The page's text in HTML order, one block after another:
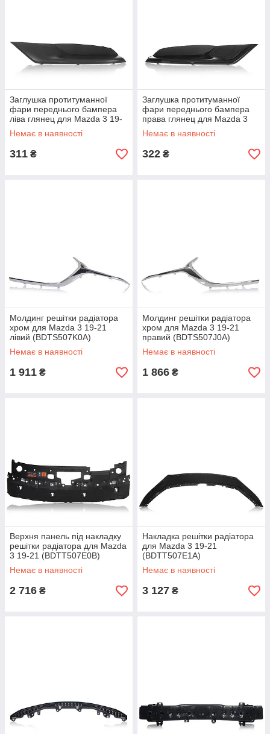
Заглушка протитуманної
фари переднього бампера
ліва глянец для Mazda 3 19-
21 (BCKB50C21A)
Немає в наявності
311 ₴
Заглушка протитуманної
фари переднього бампера
права глянец для Mazda 3
19-21 (BCKB50C11A)
Немає в наявності
322 ₴
Молдинг решітки радіатора
хром для Mazda 3 19-21
лівий (BDTS507K0A)
Немає в наявності
1 911 ₴
Молдинг решітки радіатора
хром для Mazda 3 19-21
правий (BDTS507J0A)
Немає в наявності
1 866 ₴
Верхня панель під накладку
решітки радіатора для Mazda
3 19-21 (BDTT507E0B)
Немає в наявності
2 716 ₴
Накладка решітки радіатора
для Mazda 3 19-21
(BDTT507E1A)
Немає в наявності
3 127 ₴